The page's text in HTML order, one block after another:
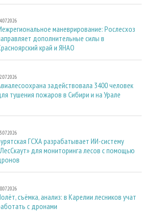
маневрирование: Рослесхоз
дополнительные силы в
край и ЯНАО
задействовала 3400 человек
тушения пожаров в Сибири и на Урале
ГСХА разрабатывает ИИ-систему
для мониторинга лесов с помощью
съёмка, анализ: в Карелии лесников учат
с дронами